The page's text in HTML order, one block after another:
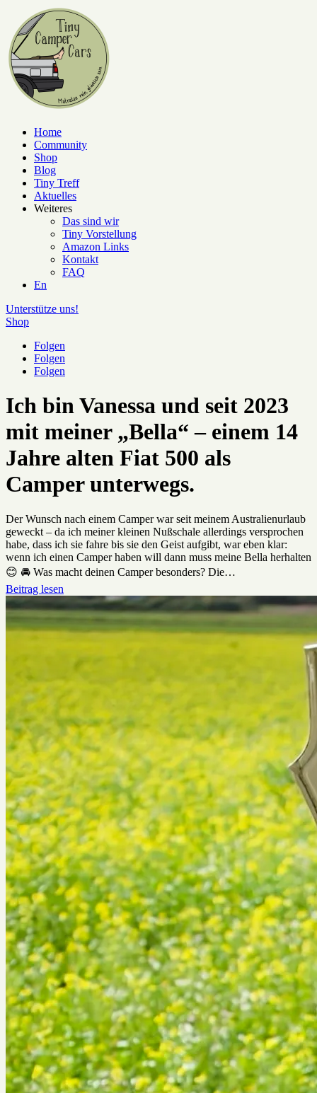
Home
Community
Shop
Blog
Tiny Treff
Aktuelles
Weiteres
Das sind wir
Tiny Vorstellung
Amazon Links
Kontakt
FAQ
En
Unterstütze uns!
Shop
Folgen
Folgen
Folgen
Ich bin Vanessa und seit 2023
mit meiner „Bella“ – einem 14
Jahre alten Fiat 500 als
Camper unterwegs.
Der Wunsch nach einem Camper war seit meinem Australienurlaub
geweckt – da ich meiner kleinen Nußschale allerdings versprochen
habe, dass ich sie fahre bis sie den Geist aufgibt, war eben klar:
wenn ich einen Camper haben will dann muss meine Bella herhalten
😊 🚘 Was macht deinen Camper besonders? Die…
Beitrag lesen